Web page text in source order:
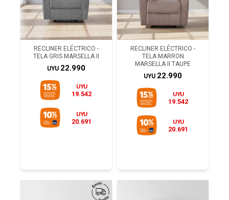
RECLINER ELÉCTRICO -
TELA GRIS MARSELLA II
UYU 22.990
UYU
19.542
UYU
20.691
RECLINER ELÉCTRICO -
TELA MARRON
MARSELLA II TAUPE
UYU 22.990
UYU
19.542
UYU
20.691